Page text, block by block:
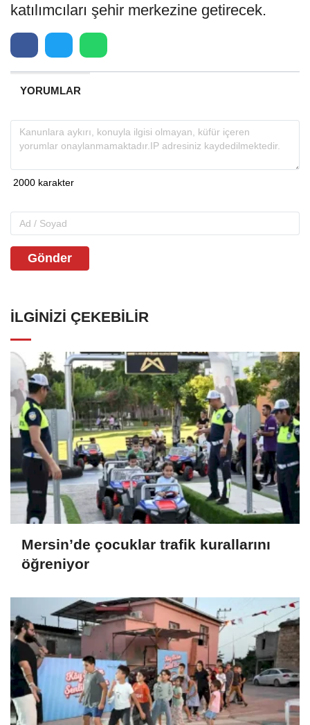
katılımcıları şehir merkezine getirecek.
YORUMLAR
Gönder
İLGINIZI ÇEKEBILIR
Mersin’de çocuklar trafik kurallarını
öğreniyor